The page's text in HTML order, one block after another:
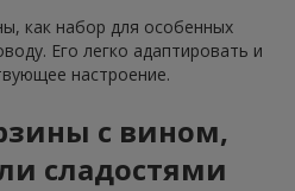
как набор для особенных
Его легко адаптировать и
настроение.
с вином,
сладостями